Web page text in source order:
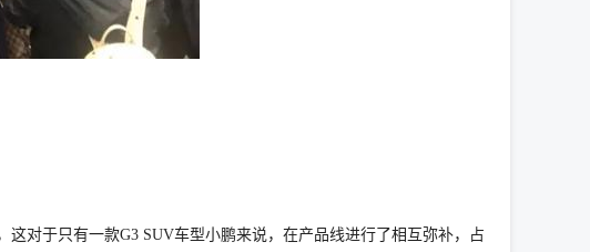
对于只有一款G3 SUV车型小鹏来说，在产品线进行了相互弥补，占